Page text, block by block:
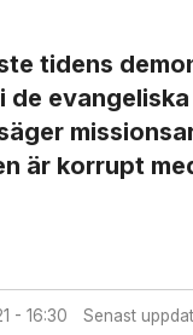
tidens
de
är korrupt
- 16:30 Senast